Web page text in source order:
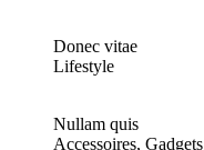
Donec vitae
Lifestyle
Nullam quis
Accessoires, Gadgets